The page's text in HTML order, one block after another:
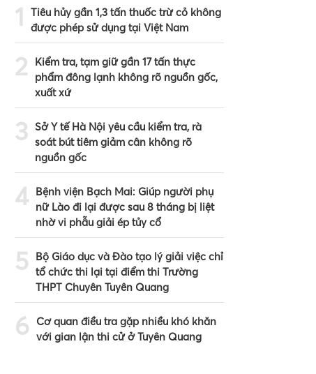
1
Tiêu hủy gần 1,3 tấn thuốc trừ cỏ không
được phép sử dụng tại Việt Nam
2
Kiểm tra, tạm giữ gần 17 tấn thực
phẩm đông lạnh không rõ nguồn gốc,
xuất xứ
3 Sở Y tế Hà Nội yêu cầu kiểm tra, rà
soát bút tiêm giảm cân không rõ
nguồn gốc
4 Bệnh viện Bạch Mai: Giúp người phụ
nữ Lào đi lại được sau 8 tháng bị liệt
nhờ vi phẫu giải ép tủy cổ
5
Bộ Giáo dục và Đào tạo lý giải việc chỉ
tổ chức thi lại tại điểm thi Trường
THPT Chuyên Tuyên Quang
6
Cơ quan điều tra gặp nhiều khó khăn
với gian lận thi cử ở Tuyên Quang